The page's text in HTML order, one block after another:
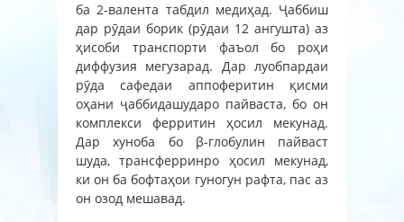
ба 2-валента табдил медиҳад. Ҷаббиш
дар рӯдаи борик (рӯдаи 12 ангушта) аз
ҳисоби транспорти фаъол бо роҳи
диффузия мегузарад. Дар луобпардаи
рӯда сафедаи аппоферитин қисми
оҳани ҷаббидашударо пайваста, бо он
комплекси ферритин ҳосил мекунад.
Дар хуноба бо β-глобулин пайваст
шуда, трансферринро ҳосил мекунад,
ки он ба бофтаҳои гуногун рафта, пас аз
он озод мешавад.